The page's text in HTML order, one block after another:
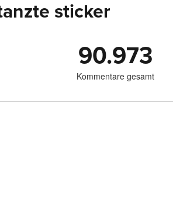
sticker
90.973
Kommentare gesamt